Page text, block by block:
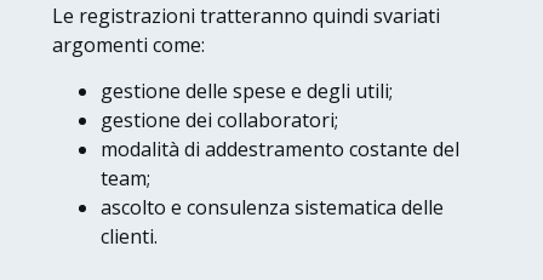
Le registrazioni tratteranno quindi svariati
argomenti come:
gestione delle spese e degli utili;
gestione dei collaboratori;
modalità di addestramento costante del
team;
ascolto e consulenza sistematica delle
clienti.